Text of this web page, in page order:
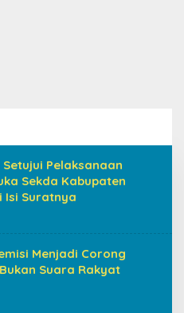
Pelaksanaan
Sekda Kabupaten
Isi Suratnya
Menjadi Corong
Suara Rakyat